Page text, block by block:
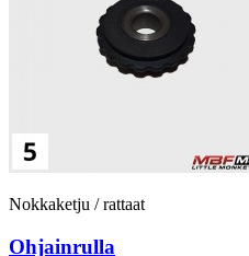
Nokkaketju / rattaat
Ohjainrulla